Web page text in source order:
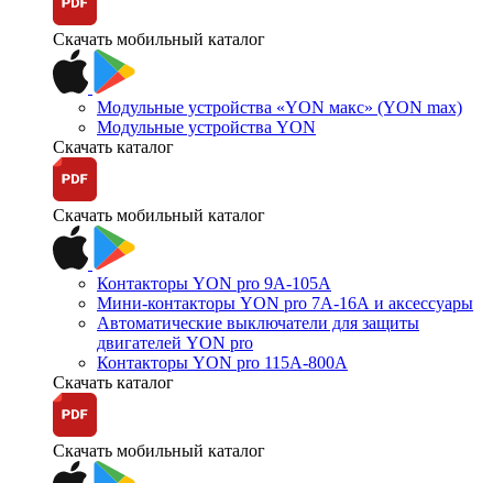
Скачать мобильный каталог
Модульные устройства «YON макс» (YON max)
Модульные устройства YON
Скачать каталог
Скачать мобильный каталог
Контакторы YON pro 9А-105А
Мини-контакторы YON pro 7А-16А и аксессуары
Автоматические выключатели для защиты
двигателей YON pro
Контакторы YON pro 115А-800А
Скачать каталог
Скачать мобильный каталог